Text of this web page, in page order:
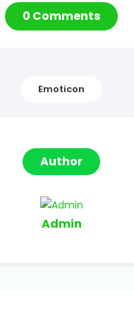
0 Comments
Emoticon
Author
Admin